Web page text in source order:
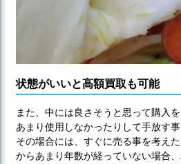
状態がいいと高額買取も可能
また、中には良さそうと思って購入
あまり使用しなかったりして手放す
その場合には、すぐに売る事を考え
からあまり年数が経っていない場合